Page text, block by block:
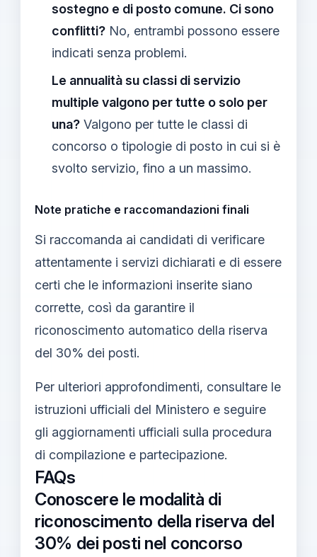
sostegno e di posto comune. Ci sono
conflitti? No, entrambi possono essere
indicati senza problemi.
Le annualità su classi di servizio
multiple valgono per tutte o solo per
una? Valgono per tutte le classi di
concorso o tipologie di posto in cui si è
svolto servizio, fino a un massimo.
Note pratiche e raccomandazioni finali
Si raccomanda ai candidati di verificare
attentamente i servizi dichiarati e di essere
certi che le informazioni inserite siano
corrette, così da garantire il
riconoscimento automatico della riserva
del 30% dei posti.
Per ulteriori approfondimenti, consultare le
istruzioni ufficiali del Ministero e seguire
gli aggiornamenti ufficiali sulla procedura
di compilazione e partecipazione.
FAQs
Conoscere le modalità di
riconoscimento della riserva del
30% dei posti nel concorso